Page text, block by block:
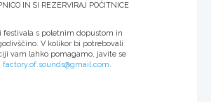
IN SI REZERVIRAJ POČITNICE
festivala s poletnim dopustom in
V kolikor bi potrebovali
vam lahko pomagamo, javite se
factory.of.sounds@gmail.com.